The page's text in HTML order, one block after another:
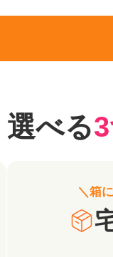
選べる
＼箱